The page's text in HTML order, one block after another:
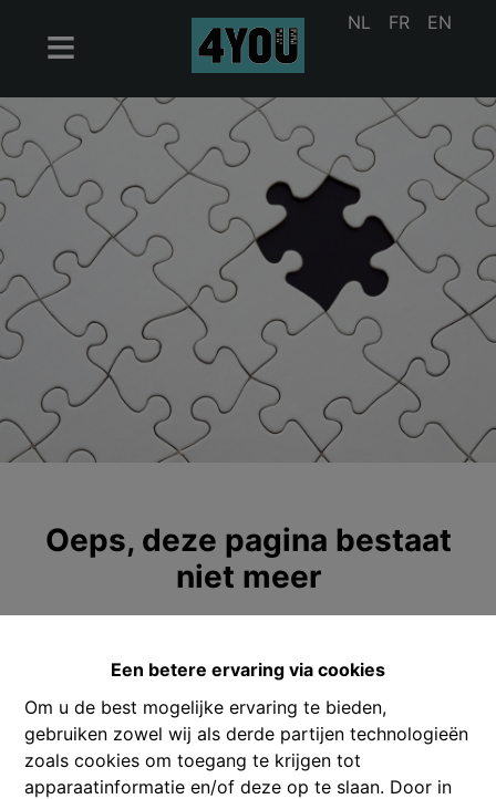
Een betere ervaring via cookies
Om u de best mogelijke ervaring te bieden,
gebruiken zowel wij als derde partijen technologieën
zoals cookies om toegang te krijgen tot
apparaatinformatie en/of deze op te slaan. Door in
NL FR EN
Oeps, deze pagina bestaat
niet meer
Te koop Te huur